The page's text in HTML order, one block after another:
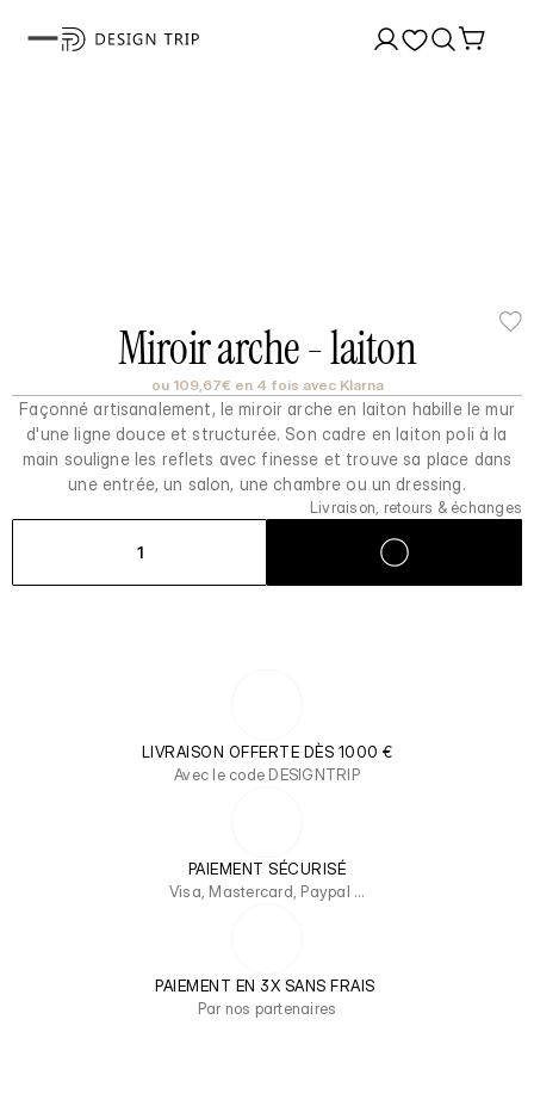
Miroir arche - laiton
ou 109,67€ en 4 fois avec Klarna
Façonné artisanalement, le miroir arche en laiton habille le mur
d'une ligne douce et structurée. Son cadre en laiton poli à la
main souligne les reflets avec finesse et trouve sa place dans
une entrée, un salon, une chambre ou un dressing.
Livraison, retours & échanges
1
LIVRAISON OFFERTE DÈS 1000 €
Avec le code DESIGNTRIP
PAIEMENT SÉCURISÉ
Visa, Mastercard, Paypal …
PAIEMENT EN 3X SANS FRAIS
Par nos partenaires